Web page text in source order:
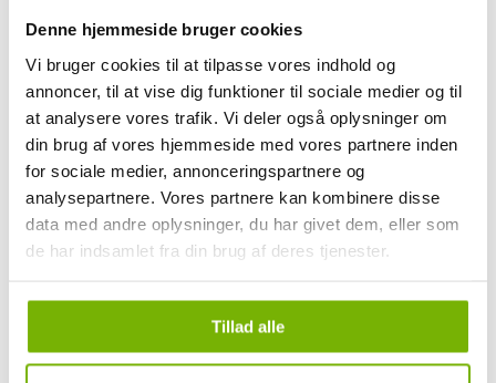
Denne hjemmeside bruger cookies
Vi bruger cookies til at tilpasse vores indhold og
annoncer, til at vise dig funktioner til sociale medier og til
at analysere vores trafik. Vi deler også oplysninger om
din brug af vores hjemmeside med vores partnere inden
for sociale medier, annonceringspartnere og
analysepartnere. Vores partnere kan kombinere disse
data med andre oplysninger, du har givet dem, eller som
de har indsamlet fra din brug af deres tjenester.
Tillad alle